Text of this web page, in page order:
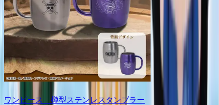
ワンピース 樽型ステンレスタンブラー